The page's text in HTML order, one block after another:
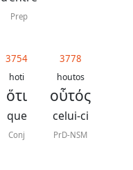
Prep
3754
hoti
ὅτι
que
Conj
3778
houtos
οὗτός
celui-ci
PrD-NSM